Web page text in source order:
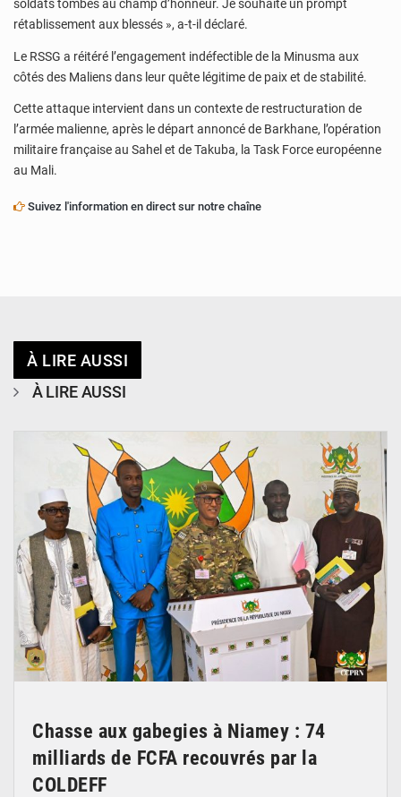
soldats tombés au champ d’honneur. Je souhaite un prompt
rétablissement aux blessés », a-t-il déclaré.
Le RSSG a réitéré l’engagement indéfectible de la Minusma aux
côtés des Maliens dans leur quête légitime de paix et de stabilité.
Cette attaque intervient dans un contexte de restructuration de
l’armée malienne, après le départ annoncé de Barkhane, l’opération
militaire française au Sahel et de Takuba, la Task Force européenne
au Mali.
Suivez l'information en direct sur notre chaîne
À LIRE AUSSI
À LIRE AUSSI
Chasse aux gabegies à Niamey : 74
milliards de FCFA recouvrés par la
COLDEFF